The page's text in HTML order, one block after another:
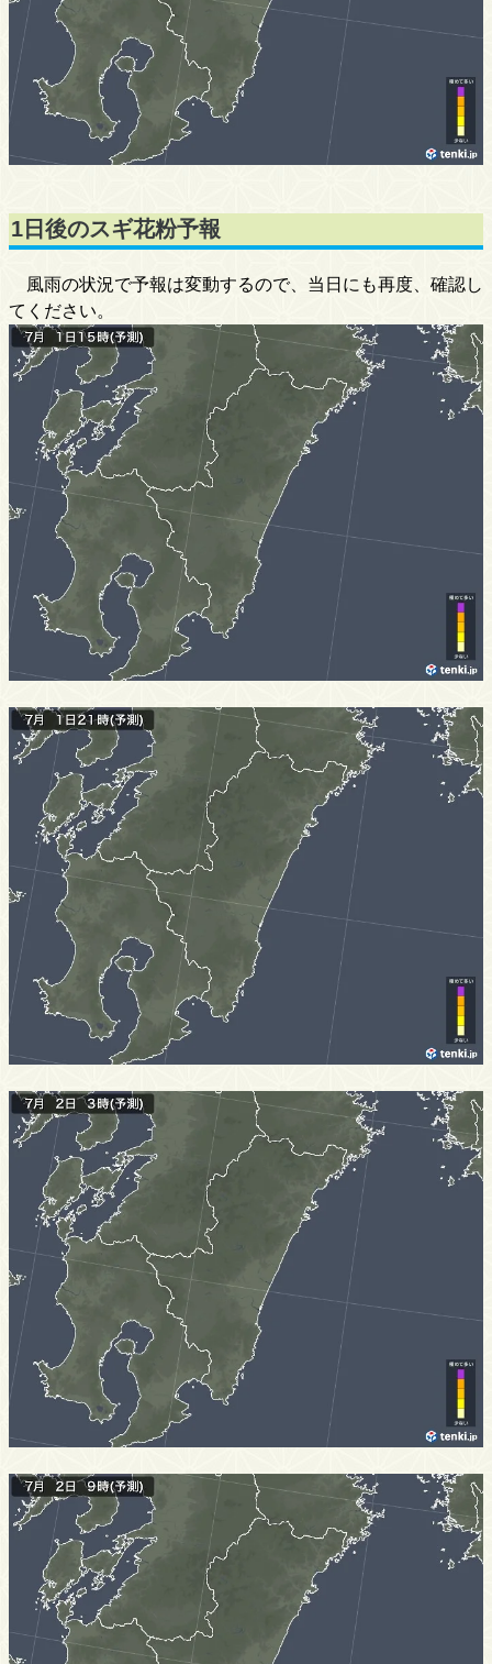
1日後のスギ花粉予報
風雨の状況で予報は変動するので、当日にも再度、確認し
てください。